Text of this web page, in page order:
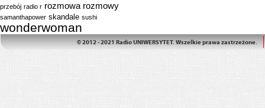
przebój radio r rozmowa rozmowy
samanthapower skandale sushi
wonderwoman
© 2012 - 2021 Radio UNIWERSYTET. Wszelkie prawa zastrzeżone.